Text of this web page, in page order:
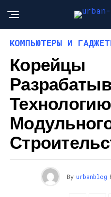
КОМПЬЮТЕРЫ И
Корейцы
Технологию
By urbanblog